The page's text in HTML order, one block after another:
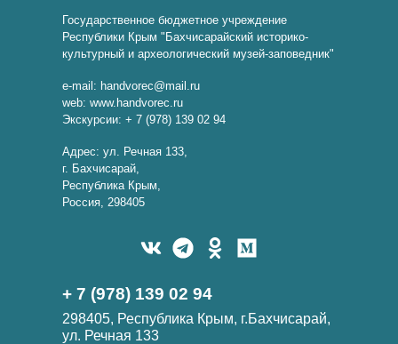
Государственное бюджетное учреждение
Республики Крым "Бахчисарайский историко-
культурный и археологический музей-заповедник"
e-mail: handvorec@mail.ru
web: www.handvorec.ru
Экскурсии: + 7 (978) 139 02 94
Адрес: ул. Речная 133,
г. Бахчисарай,
Республика Крым,
Россия, 298405
+ 7 (978) 139 02 94
298405, Республика Крым, г.Бахчисарай,
ул. Речная 133